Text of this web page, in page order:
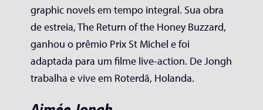
graphic novels em tempo integral. Sua obra
de estreia, The Return of the Honey Buzzard,
ganhou o prêmio Prix St Michel e foi
adaptada para um filme live-action. De Jongh
trabalha e vive em Roterdã, Holanda.